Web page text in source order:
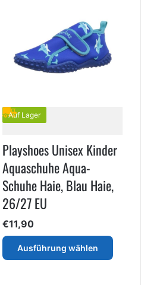
Auf Lager
Playshoes Unisex Kinder
Aquaschuhe Aqua-
Schuhe Haie, Blau Haie,
26/27 EU
€11,90
Ausführung wählen
Dieses
Produkt